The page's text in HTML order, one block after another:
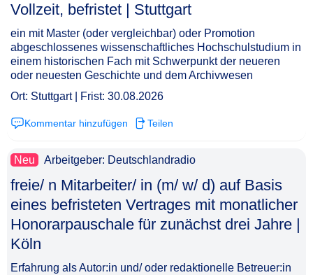
Vollzeit, befristet | Stuttgart​‌‌‌‌​‌​‌‌‌​‌‌​​​​​
ein mit Master (oder vergleichbar) oder Promotion
abgeschlossenes wissenschaftliches Hochschulstudium in
einem historischen Fach mit Schwerpunkt der neueren
oder neuesten Geschichte und dem Archivwesen
Ort: Stuttgart | Frist: 30.08.2026
Kommentar hinzufügen Teilen
Neu Arbeitgeber: Deutschlandradio
freie/ n Mitarbeiter/ in (m/ w/ d) auf Basis
eines befristeten Vertrages mit monatlicher
Honorarpauschale für zunächst drei Jahre |
Köln​‌‌‌‌​‌​‌‌‌​‌​‌‌‌​​
Erfahrung als Autor:in und/ oder redaktionelle Betreuer:in